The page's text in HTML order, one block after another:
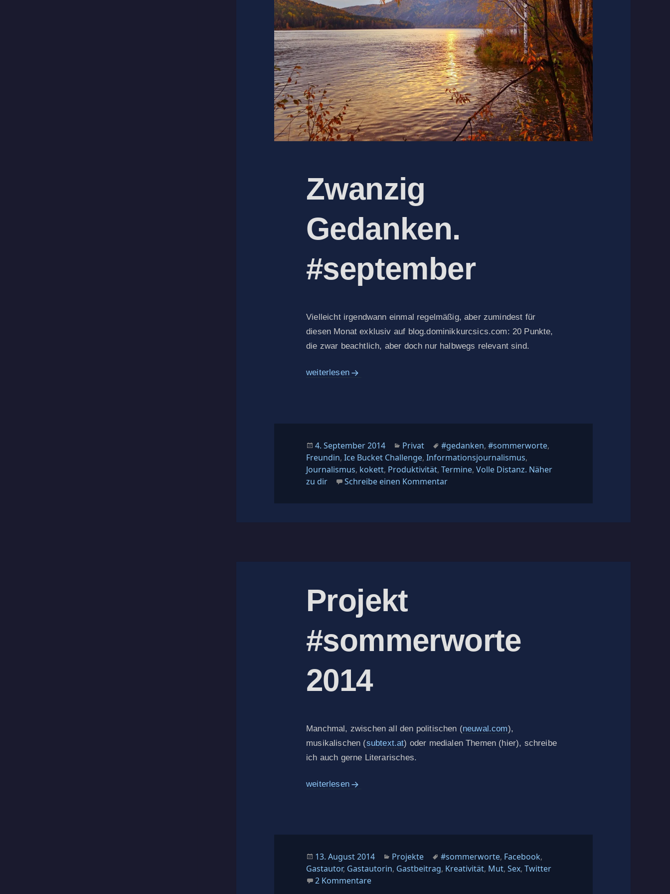
Zwanzig
Gedanken.
#september
Vielleicht irgendwann einmal regelmäßig, aber zumindest für
diesen Monat exklusiv auf blog.dominikkurcsics.com: 20 Punkte,
die zwar beachtlich, aber doch nur halbwegs relevant sind.
Zwanzig Gedanken. #september
weiterlesen
Veröffentlicht
am
4. September 2014 Kategorien
Privat Schlagwörter
#gedanken,#sommerworte,
Freundin,Ice Bucket Challenge,Informationsjournalismus,
Journalismus, kokett, Produktivität,Termine,Volle Distanz. Näher
zu dir
Schreibe einen Kommentarzu Zwanzig Gedanken. #september
Projekt
#sommerworte
2014
Manchmal, zwischen all den politischen (neuwal.com),
musikalischen (subtext.at) oder medialen Themen (hier), schreibe
ich auch gerne Literarisches.
Projekt #sommerworte 2014
weiterlesen
Veröffentlicht
am
13. August 2014 Kategorien
Projekte Schlagwörter
#sommerworte, Facebook,
Gastautor, Gastautorin, Gastbeitrag, Kreativität, Mut,Sex,Twitter
2 Kommentarezu Projekt #sommerworte 2014